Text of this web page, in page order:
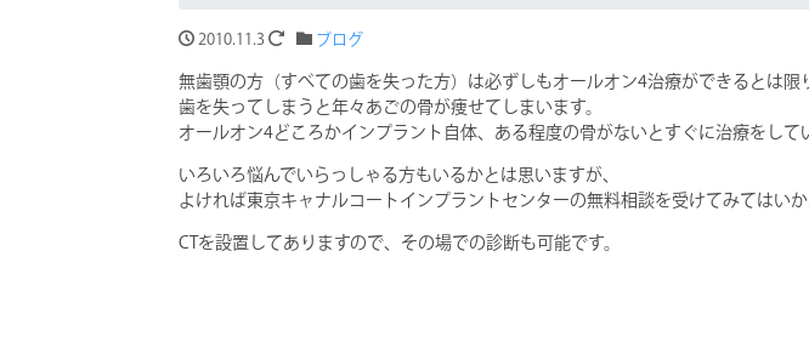
2010.11.3 ブログ
無歯顎の方（すべての歯を失った方）は必ずしもオールオン4治療ができるとは限
歯を失ってしまうと年々あごの骨が痩せてしまいます。
オールオン4どころかインプラント自体、ある程度の骨がないとすぐに治療をして
いろいろ悩んでいらっしゃる方もいるかとは思いますが、
よければ東京キャナルコートインプラントセンターの無料相談を受けてみてはい
CTを設置してありますので、その場での診断も可能です。